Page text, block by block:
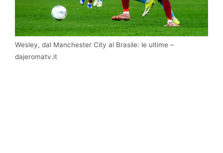
Wesley, dal Manchester City al Brasile: le ultime –
dajeromatv.it